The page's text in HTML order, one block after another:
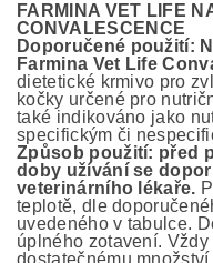
FARMINA VET LIFE
CONVALESCENCE
Doporučené použití:
Farmina Vet Life
dietetické krmivo pro
kočky určené pro
také indikováno jako
specifickým či
Způsob použití: před
doby užívání se
veterinárního lékaře.
teplotě, dle
uvedeného v tabulce.
úplného zotavení.
dostatečnému množství